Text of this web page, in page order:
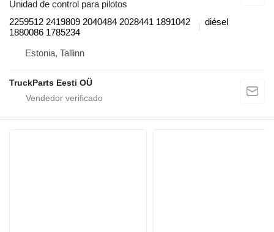
Unidad de control para pilotos
2259512 2419809 2040484 2028441 1891042
1880086 1785234
diésel
Estonia, Tallinn
TruckParts Eesti OÜ